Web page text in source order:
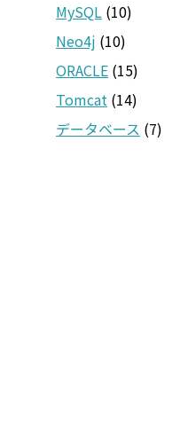
MySQL (10)
Neo4j (10)
ORACLE (15)
Tomcat (14)
データベース (7)